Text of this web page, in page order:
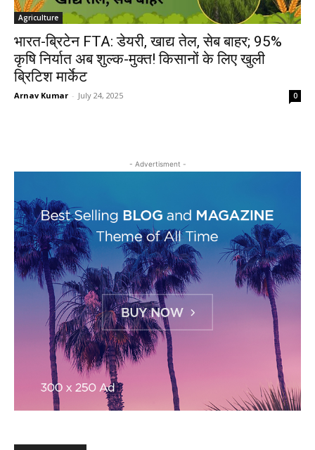
Agriculture
भारत-ब्रिटेन FTA: डेयरी, खाद्य तेल, सेब बाहर; 95%
कृषि निर्यात अब शुल्क-मुक्त! किसानों के लिए खुली
ब्रिटिश मार्केट
Arnav Kumar - July 24, 2025 0
- Advertisment -